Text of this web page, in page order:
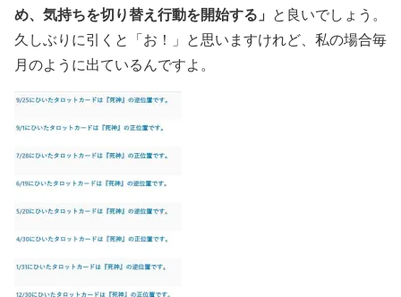
め、気持ちを切り替え行動を開始する」 と良いでしょう。
久しぶりに引くと「お！」と思いますけれど、私の場合毎
月のように出ているんですよ。